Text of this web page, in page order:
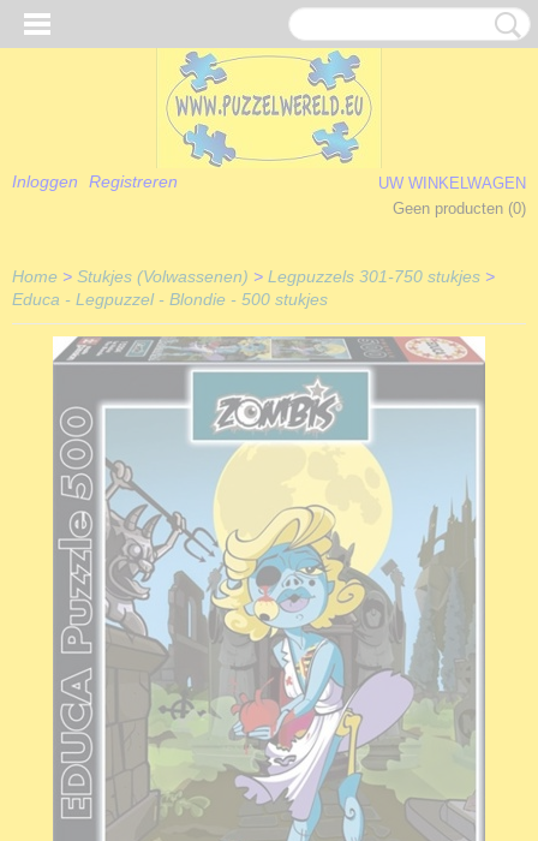
Inloggen Registreren
UW WINKELWAGEN
Geen producten (0)
Home > Stukjes (Volwassenen) > Legpuzzels 301-750 stukjes >
Educa - Legpuzzel - Blondie - 500 stukjes